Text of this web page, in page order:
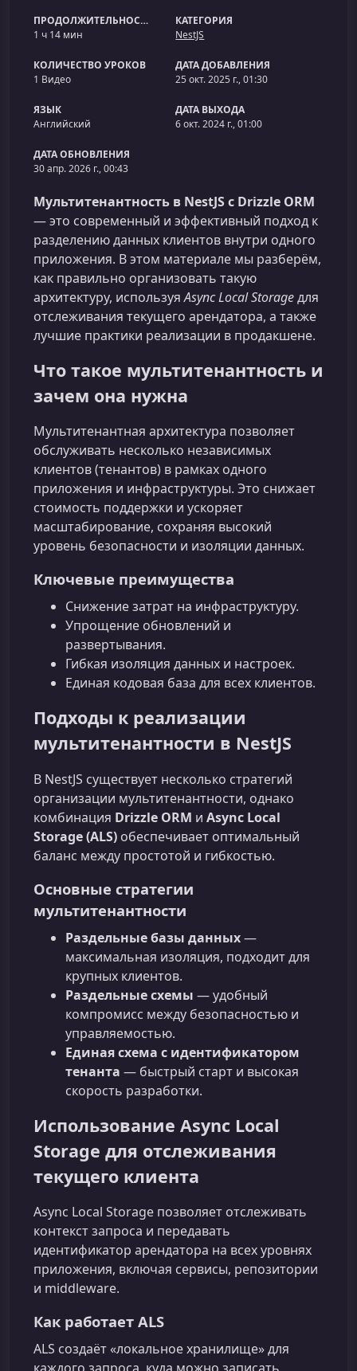
ПРОДОЛЖИТЕЛЬНОСТЬ
1 ч 14 мин
КАТЕГОРИЯ
NestJS
КОЛИЧЕСТВО УРОКОВ
1 Видео
ДАТА ДОБАВЛЕНИЯ
25 окт. 2025 г., 01:30
ЯЗЫК
Английский
ДАТА ВЫХОДА
6 окт. 2024 г., 01:00
ДАТА ОБНОВЛЕНИЯ
30 апр. 2026 г., 00:43
Мультитенантность в NestJS с Drizzle ORM
— это современный и эффективный подход к
разделению данных клиентов внутри одного
приложения. В этом материале мы разберём,
как правильно организовать такую
архитектуру, используяAsync Local Storageдля
отслеживания текущего арендатора, а также
лучшие практики реализации в продакшене.
Что такое мультитенантность и
зачем она нужна
Мультитенантная архитектура позволяет
обслуживать несколько независимых
клиентов (тенантов) в рамках одного
приложения и инфраструктуры. Это снижает
стоимость поддержки и ускоряет
масштабирование, сохраняя высокий
уровень безопасности и изоляции данных.
Ключевые преимущества
Снижение затрат на инфраструктуру.
Упрощение обновлений и
развертывания.
Гибкая изоляция данных и настроек.
Единая кодовая база для всех клиентов.
Подходы к реализации
мультитенантности в NestJS
В NestJS существует несколько стратегий
организации мультитенантности, однако
комбинация Drizzle ORM и Async Local
Storage (ALS) обеспечивает оптимальный
баланс между простотой и гибкостью.
Основные стратегии
мультитенантности
Раздельные базы данных—
максимальная изоляция, подходит для
крупных клиентов.
Раздельные схемы — удобный
компромисс между безопасностью и
управляемостью.
Единая схема с идентификатором
тенанта — быстрый старт и высокая
скорость разработки.
Использование Async Local
Storage для отслеживания
текущего клиента
Async Local Storage позволяет отслеживать
контекст запроса и передавать
идентификатор арендатора на всех уровнях
приложения, включая сервисы, репозитории
и middleware.
Как работает ALS
ALS создаёт «локальное хранилище» для